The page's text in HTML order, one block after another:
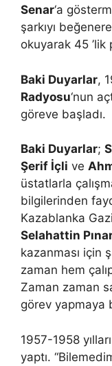
Senar‘a
şarkıyı
okuyarak 45 ’lik
Baki Duyarlar,
Radyosu‘nun
göreve başladı.
Baki Duyarlar;
Şerif İçli ve
üstatlarla
bilgilerinden
Kazablanka
Selahattin
kazanması için
zaman hem
Zaman zaman
görev yapmaya
1957-1958
yaptı.